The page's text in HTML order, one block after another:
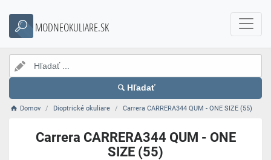
MODNEOKULIARE.SK
Hľadať
Domov Dioptrické okuliare Carrera CARRERA344 QUM - ONE SIZE (55)
Carrera CARRERA344 QUM - ONE
SIZE (55)